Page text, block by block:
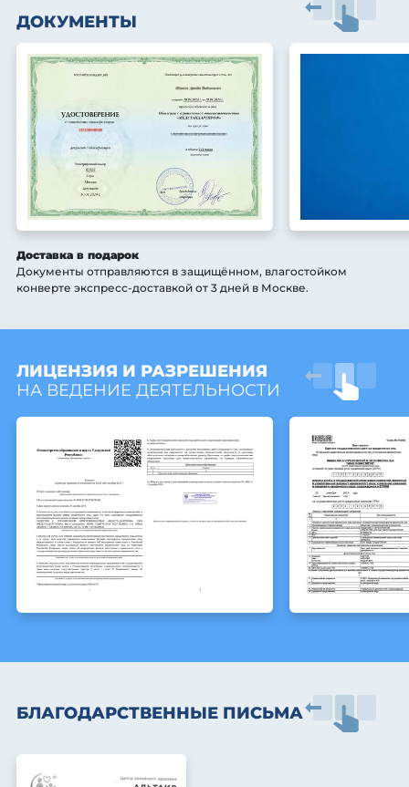
ДОКУМЕНТЫ
Доставка в подарок
Документы отправляются в защищённом, влагостойком
конверте экспресс-доставкой от 3 дней в Москве.
ЛИЦЕНЗИЯ И РАЗРЕШЕНИЯ
НА ВЕДЕНИЕ ДЕЯТЕЛЬНОСТИ
БЛАГОДАРСТВЕННЫЕ ПИСЬМА